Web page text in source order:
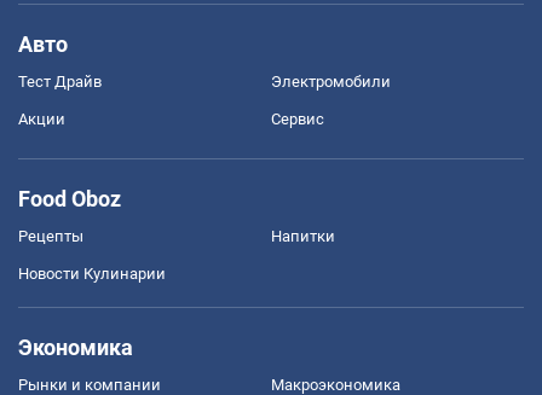
Авто
Тест Драйв Электромобили
Акции Сервис
Food Oboz
Рецепты Напитки
Новости Кулинарии
Экономика
Рынки и компании Mакроэкономика